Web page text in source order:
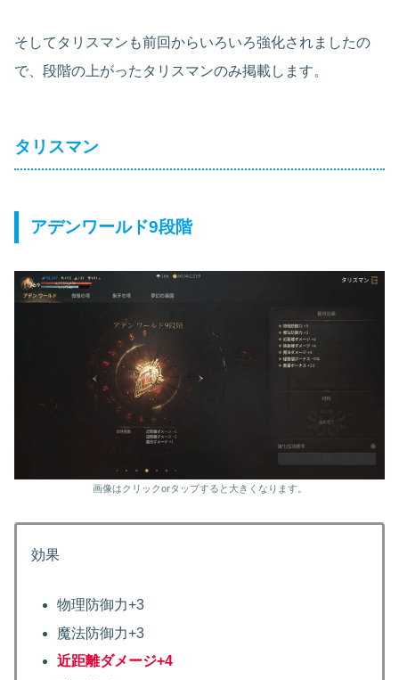
そしてタリスマンも前回からいろいろ強化されましたの
で、段階の上がったタリスマンのみ掲載します。
タリスマン
アデンワールド9段階
画像はクリックorタップすると大きくなります。
効果
物理防御力+3
魔法防御力+3
近距離ダメージ+4